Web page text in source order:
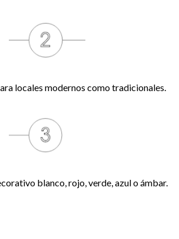
locales modernos como tradicionales.
blanco, rojo, verde, azul o ámbar.